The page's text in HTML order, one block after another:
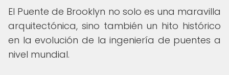
El Puente de Brooklyn no solo es una maravilla
arquitectónica, sino también un hito histórico
en la evolución de la ingeniería de puentes a
nivel mundial.